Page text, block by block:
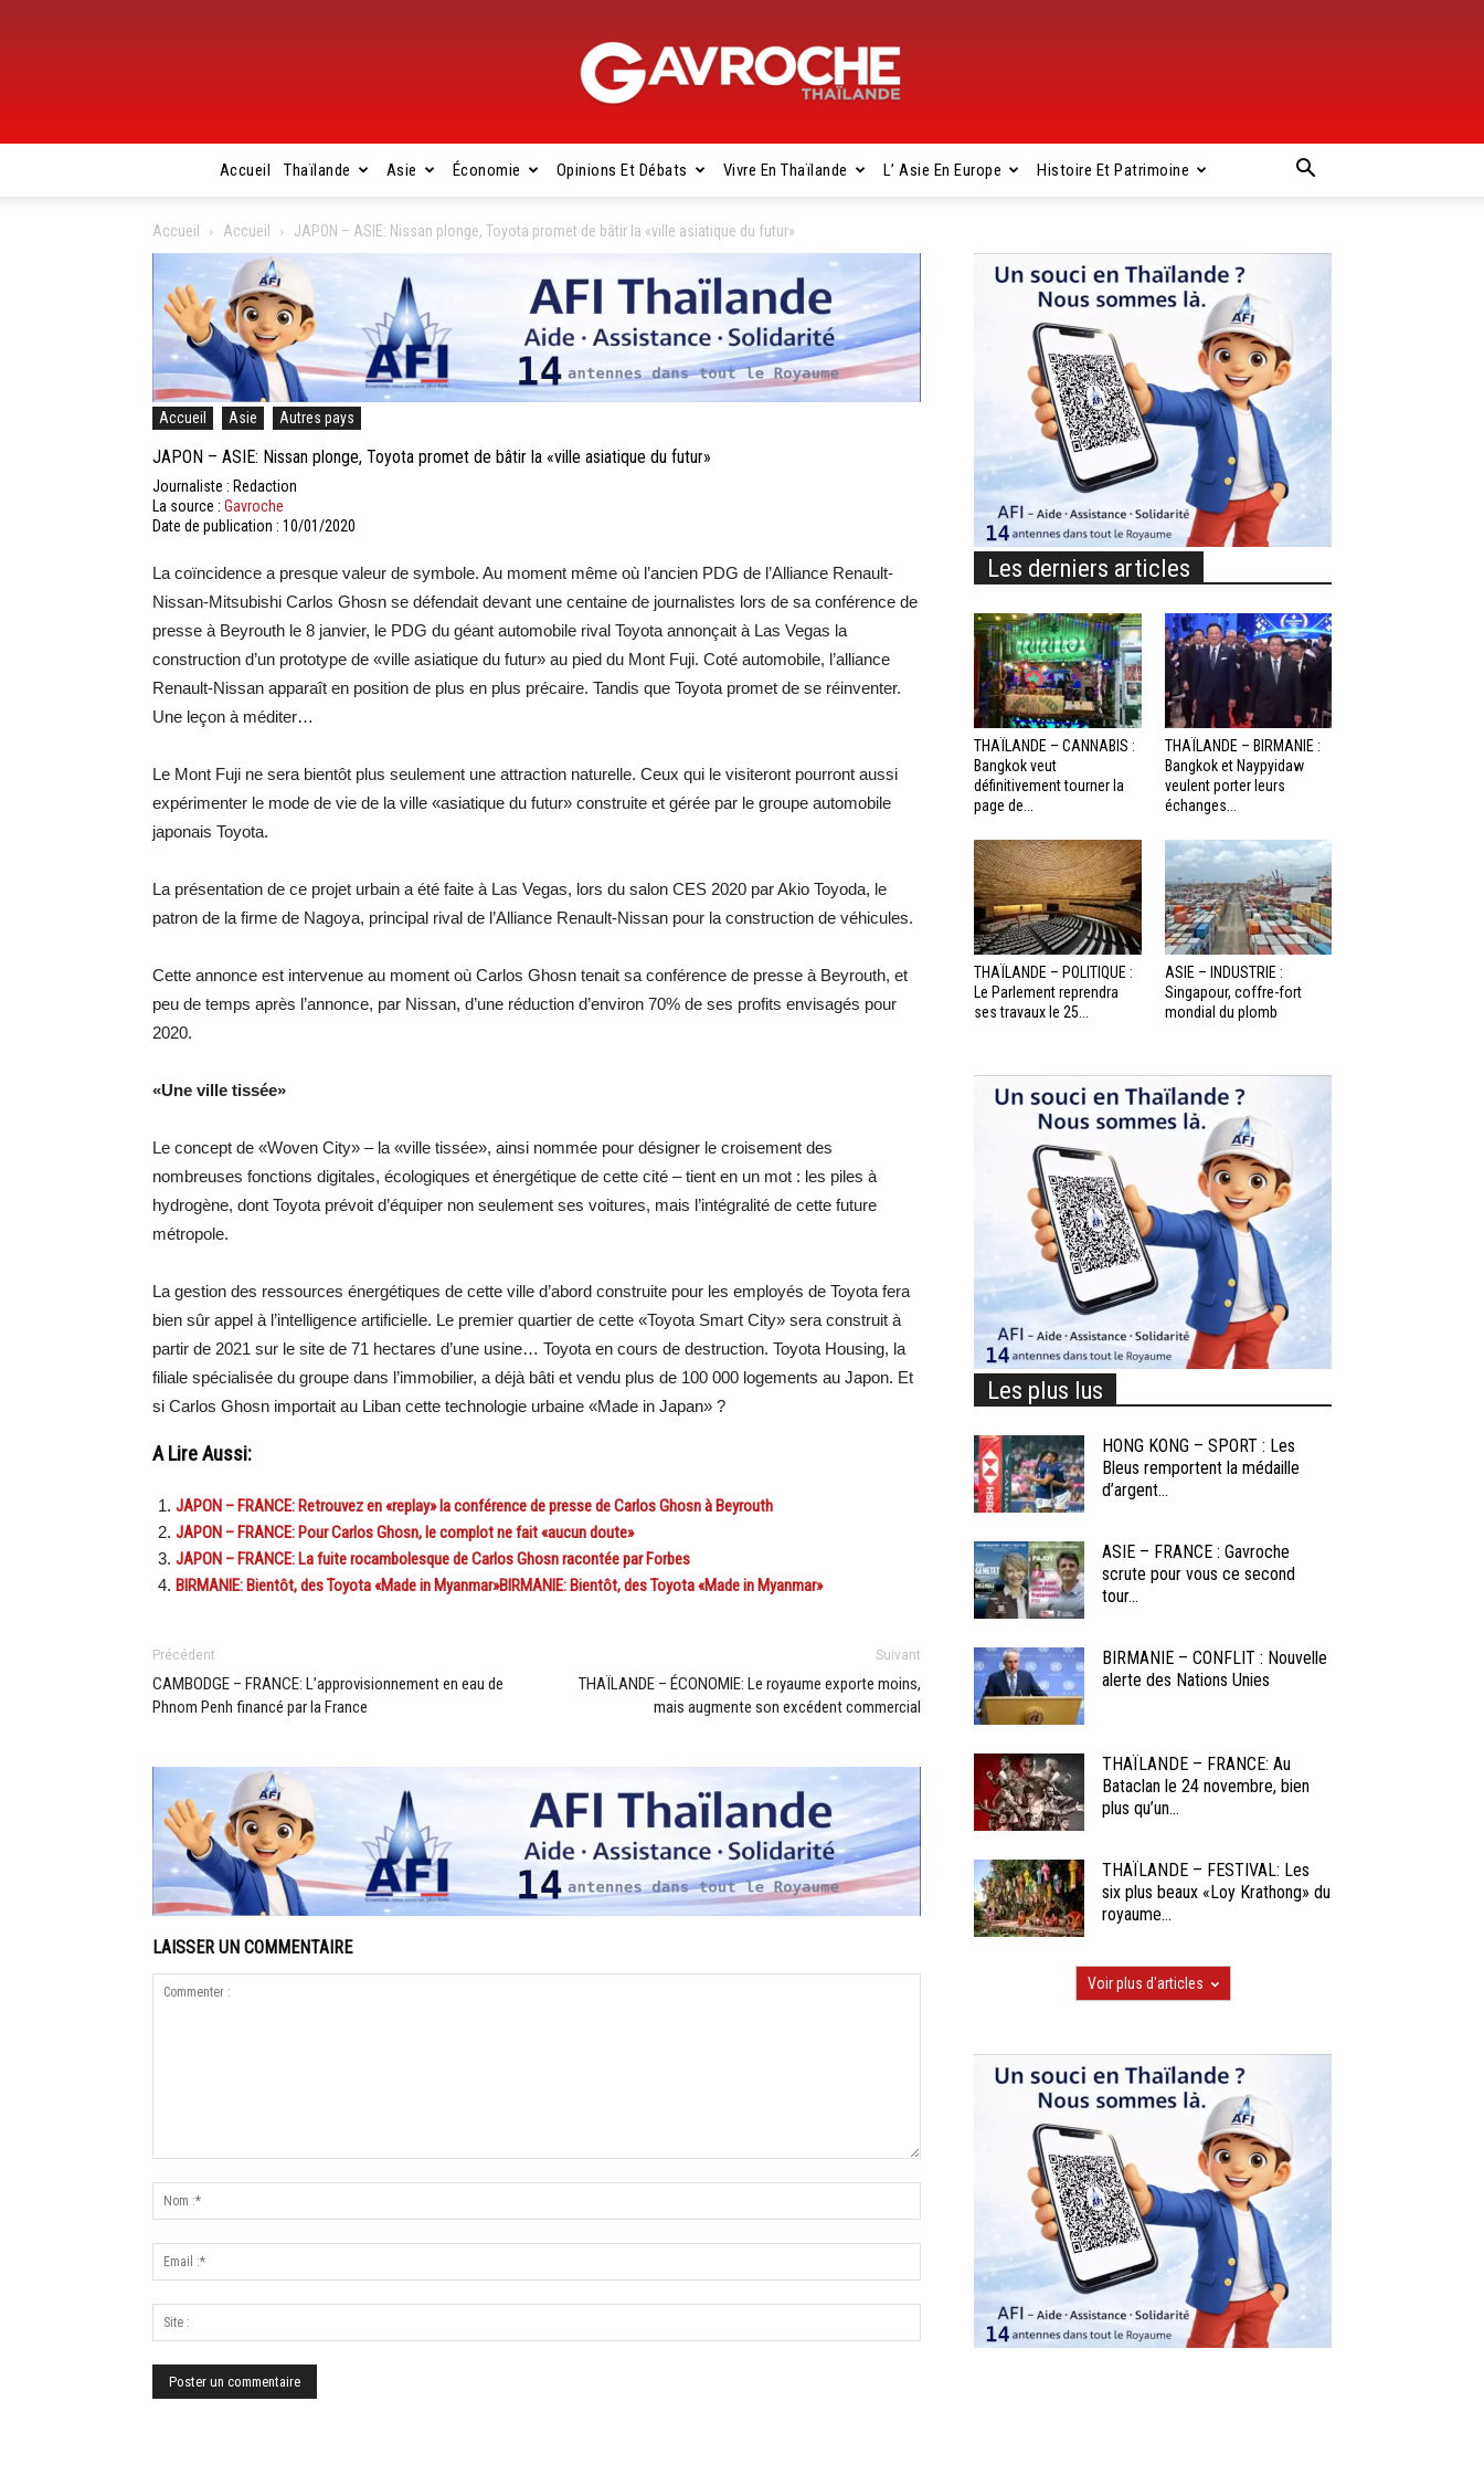
Gavroche
Thaïlande
Accueil Thaïlande Asie Économie Opinions Et Débats Vivre En Thaïlande L’ Asie En Europe Histoire Et Patrimoine
Accueil Accueil JAPON – ASIE: Nissan plonge, Toyota promet de bâtir la «ville asiatique du futur»
Accueil Asie Autres pays
JAPON – ASIE: Nissan plonge, Toyota promet de bâtir la «ville asiatique du futur»
Journaliste : Redaction
La source : Gavroche
Date de publication : 10/01/2020
La coïncidence a presque valeur de symbole. Au moment même où l’ancien PDG de l’Alliance Renault-
Nissan-Mitsubishi Carlos Ghosn se défendait devant une centaine de journalistes lors de sa conférence de
presse à Beyrouth le 8 janvier, le PDG du géant automobile rival Toyota annonçait à Las Vegas la
construction d’un prototype de «ville asiatique du futur» au pied du Mont Fuji. Coté automobile, l’alliance
Renault-Nissan apparaît en position de plus en plus précaire. Tandis que Toyota promet de se réinventer.
Une leçon à méditer…
Le Mont Fuji ne sera bientôt plus seulement une attraction naturelle. Ceux qui le visiteront pourront aussi
expérimenter le mode de vie de la ville «asiatique du futur» construite et gérée par le groupe automobile
japonais Toyota.
La présentation de ce projet urbain a été faite à Las Vegas, lors du salon CES 2020 par Akio Toyoda, le
patron de la firme de Nagoya, principal rival de l’Alliance Renault-Nissan pour la construction de véhicules.
Cette annonce est intervenue au moment où Carlos Ghosn tenait sa conférence de presse à Beyrouth, et
peu de temps après l’annonce, par Nissan, d’une réduction d’environ 70% de ses profits envisagés pour
2020.
«Une ville tissée»
Le concept de «Woven City» – la «ville tissée», ainsi nommée pour désigner le croisement des
nombreuses fonctions digitales, écologiques et énergétique de cette cité – tient en un mot : les piles à
hydrogène, dont Toyota prévoit d’équiper non seulement ses voitures, mais l’intégralité de cette future
métropole.
La gestion des ressources énergétiques de cette ville d’abord construite pour les employés de Toyota fera
bien sûr appel à l’intelligence artificielle. Le premier quartier de cette «Toyota Smart City» sera construit à
partir de 2021 sur le site de 71 hectares d’une usine… Toyota en cours de destruction. Toyota Housing, la
filiale spécialisée du groupe dans l’immobilier, a déjà bâti et vendu plus de 100 000 logements au Japon. Et
si Carlos Ghosn importait au Liban cette technologie urbaine «Made in Japan» ?
A Lire Aussi:
JAPON – FRANCE: Retrouvez en «replay» la conférence de presse de Carlos Ghosn à Beyrouth
JAPON – FRANCE: Pour Carlos Ghosn, le complot ne fait «aucun doute»
JAPON – FRANCE: La fuite rocambolesque de Carlos Ghosn racontée par Forbes
BIRMANIE: Bientôt, des Toyota «Made in Myanmar»BIRMANIE: Bientôt, des Toyota «Made in Myanmar»
Précédent
CAMBODGE – FRANCE: L’approvisionnement en eau de
Phnom Penh financé par la France
Suivant
THAÏLANDE – ÉCONOMIE: Le royaume exporte moins,
mais augmente son excédent commercial
LAISSER UN COMMENTAIRE
Les derniers articles
THAÏLANDE – CANNABIS :
Bangkok veut
définitivement tourner la
page de...
THAÏLANDE – BIRMANIE :
Bangkok et Naypyidaw
veulent porter leurs
échanges...
THAÏLANDE – POLITIQUE :
Le Parlement reprendra
ses travaux le 25...
ASIE – INDUSTRIE :
Singapour, coffre-fort
mondial du plomb
Les plus lus
HONG KONG – SPORT : Les
Bleus remportent la médaille
d’argent...
ASIE – FRANCE : Gavroche
scrute pour vous ce second
tour...
BIRMANIE – CONFLIT : Nouvelle
alerte des Nations Unies
THAÏLANDE – FRANCE: Au
Bataclan le 24 novembre, bien
plus qu’un...
THAÏLANDE – FESTIVAL: Les
six plus beaux «Loy Krathong» du
royaume...
Voir plus d'articles